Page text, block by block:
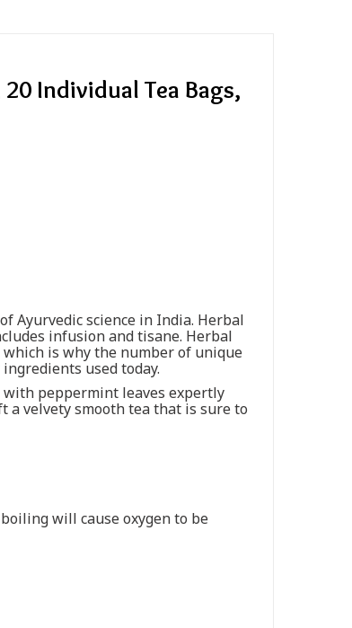
Individual Tea Bags,
Ayurvedic science in India. Herbal
infusion and tisane. Herbal
is why the number of unique
used today.
peppermint leaves expertly
a velvety smooth tea that is sure to
will cause oxygen to be